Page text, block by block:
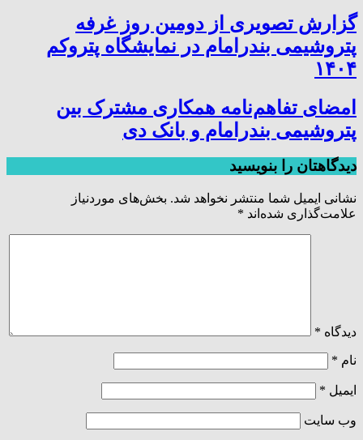
گزارش تصویری از دومین روز غرفه
پتروشیمی بندرامام در نمایشگاه پتروکم
۱۴۰۴
امضای تفاهم‌نامه همکاری مشترک بین
پتروشیمی بندرامام و بانک دی
دیدگاهتان را بنویسید
نشانی ایمیل شما منتشر نخواهد شد. بخش‌های موردنیاز
علامت‌گذاری شده‌اند *
دیدگاه *
نام *
ایمیل *
وب‌ سایت